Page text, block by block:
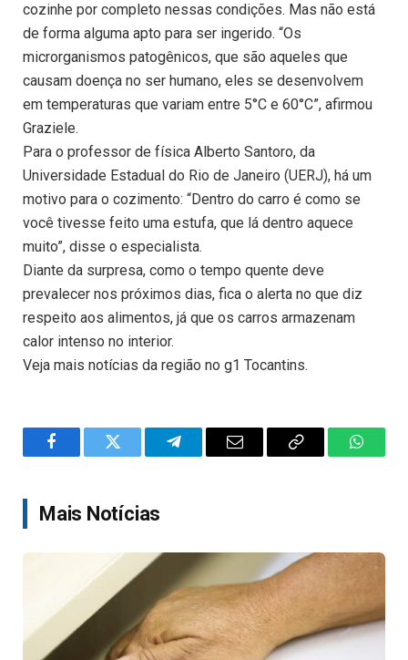
cozinhe por completo nessas condições. Mas não está
de forma alguma apto para ser ingerido. “Os
microrganismos patogênicos, que são aqueles que
causam doença no ser humano, eles se desenvolvem
em temperaturas que variam entre 5°C e 60°C”, afirmou
Graziele.
Para o professor de física Alberto Santoro, da
Universidade Estadual do Rio de Janeiro (UERJ), há um
motivo para o cozimento: “Dentro do carro é como se
você tivesse feito uma estufa, que lá dentro aquece
muito”, disse o especialista.
Diante da surpresa, como o tempo quente deve
prevalecer nos próximos dias, fica o alerta no que diz
respeito aos alimentos, já que os carros armazenam
calor intenso no interior.
Veja mais notícias da região no g1 Tocantins.
FacebookTwitter TelegramEmail
Copy
Mais Notícias